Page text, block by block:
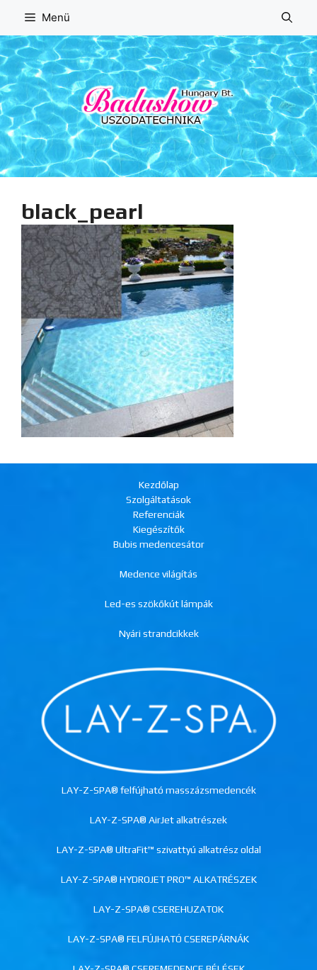
tartalomba
Menü
black_pearl
Kezdőlap
Szolgáltatások
Referenciák
Kiegészítők
Bubis medencesátor
Medence világítás
Led-es szökőkút lámpák
Nyári strandcikkek
LAY-Z-SPA® felfújható masszázsmedencék
LAY-Z-SPA® AirJet alkatrészek
LAY-Z-SPA® UltraFit™ szivattyú alkatrész oldal
LAY-Z-SPA® HYDROJET PRO™ ALKATRÉSZEK
LAY-Z-SPA® CSEREHUZATOK
LAY-Z-SPA® FELFÚJHATÓ CSEREPÁRNÁK